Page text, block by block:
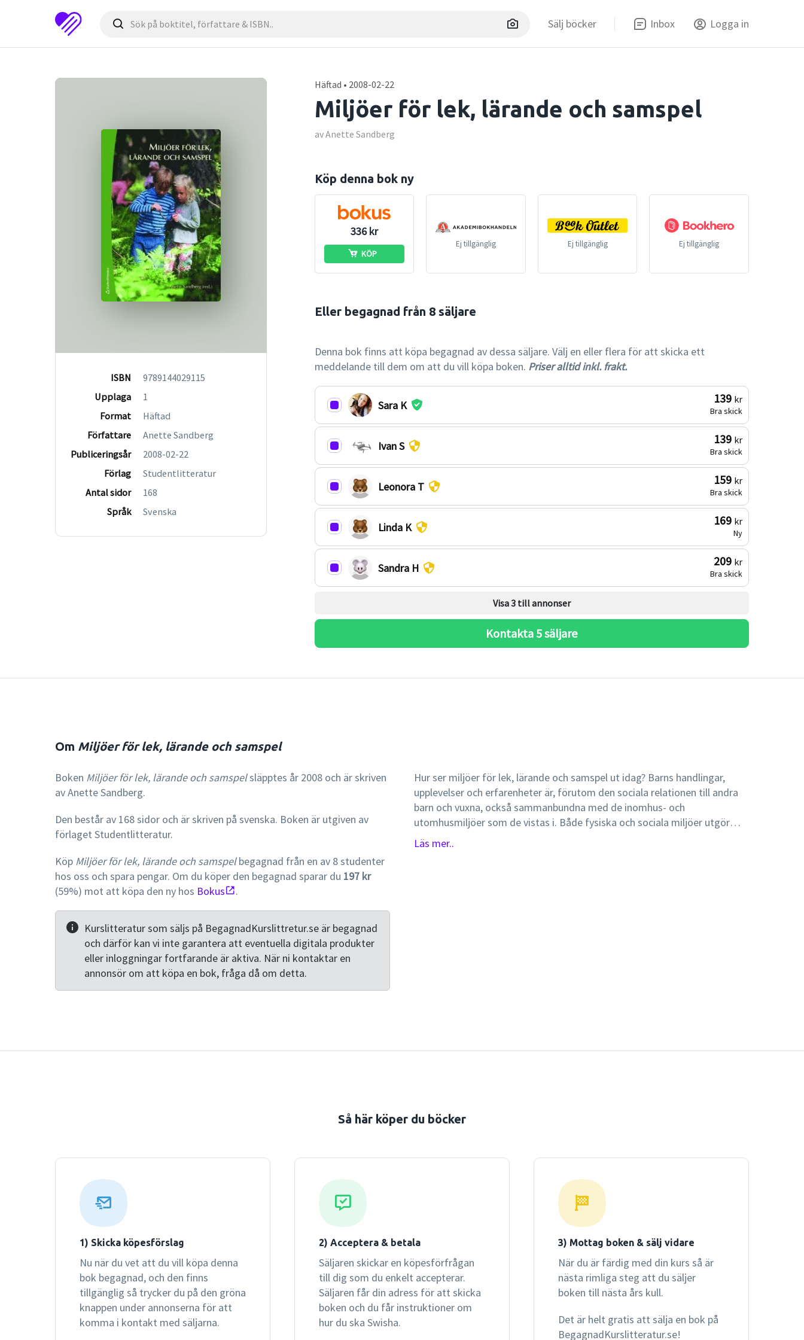
Sälj böcker Inbox Logga in
ISBN
9789144029115
Upplaga
1
Format
Häftad
Författare
Anette Sandberg
Publiceringsår
2008-02-22
Förlag
Studentlitteratur
Antal sidor
168
Språk
Svenska
Häftad • 2008-02-22
Miljöer för lek, lärande och samspel
av Anette Sandberg
Köp denna bok ny
336 kr
KÖP
Ej tillgänglig Ej tillgänglig Ej tillgänglig
Eller begagnad från 8 säljare
Denna bok finns att köpa begagnad av dessa säljare. Välj en eller flera för att skicka ett
meddelande till dem om att du vill köpa boken. Priser alltid inkl. frakt.
Sara K 139 kr
Bra skick
Ivan S 139 kr
Bra skick
Leonora T 159 kr
Bra skick
Linda K 169 kr
Ny
Sandra H 209 kr
Bra skick
Visa 3 till annonser
Kontakta 5 säljare
Om Miljöer för lek, lärande och samspel
Boken Miljöer för lek, lärande och samspelsläpptes år 2008 och är skriven
av Anette Sandberg.
Den består av 168 sidor och är skriven på svenska. Boken är utgiven av
förlaget Studentlitteratur.
Köp Miljöer för lek, lärande och samspelbegagnad från en av 8 studenter
hos oss och spara pengar. Om du köper den begagnad sparar du 197 kr
(59%) mot att köpa den ny hos Bokus .
Kurslitteratur som säljs på BegagnadKurslittretur.se är begagnad
och därför kan vi inte garantera att eventuella digitala produkter
eller inloggningar fortfarande är aktiva. När ni kontaktar en
annonsör om att köpa en bok, fråga då om detta.
Hur ser miljöer för lek, lärande och samspel ut idag? Barns handlingar,
upplevelser och erfarenheter är, förutom den sociala relationen till andra
barn och vuxna, också sammanbundna med de inomhus- och
utomhusmiljöer som de vistas i. Både fysiska och sociala miljöer utgör
därför väsentliga förutsättningar för barns lek och lärande.I boken belyser
Läs mer..
Så här köper du böcker
1) Skicka köpesförslag
Nu när du vet att du vill köpa denna
bok begagnad, och den finns
tillgänglig så trycker du på den gröna
knappen under annonserna för att
komma i kontakt med säljarna.
2) Acceptera & betala
Säljaren skickar en köpesförfrågan
till dig som du enkelt accepterar.
Säljaren får din adress för att skicka
boken och du får instruktioner om
hur du ska Swisha.
3) Mottag boken & sälj vidare
När du är färdig med din kurs så är
nästa rimliga steg att du säljer
boken till nästa års kull.
Det är helt gratis att sälja en bok på
BegagnadKurslitteratur.se!